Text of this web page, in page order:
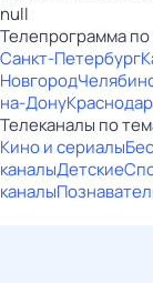
null
Телепрограмма
Санкт-Петербург
Новгород
на-ДонуКраснодар
Телеканалы по
Кино и сериалы
каналыДетские
каналы